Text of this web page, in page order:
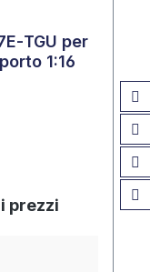
per
1:16
prezzi